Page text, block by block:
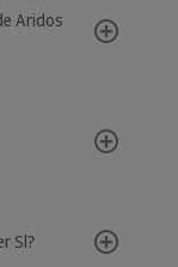
Aridos
Sl?